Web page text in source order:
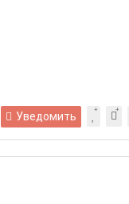
Уведомить